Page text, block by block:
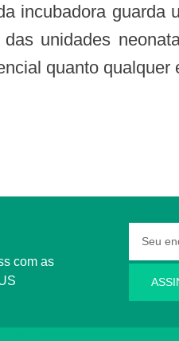
unidades
quanto qualquer